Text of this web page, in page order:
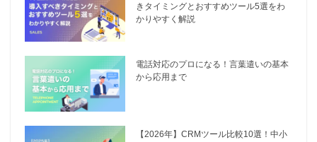
きタイミングとおすすめツール5選をわ
かりやすく解説
電話対応のプロになる！言葉遣いの基本
から応用まで
【2026年】CRMツール比較10選！中小